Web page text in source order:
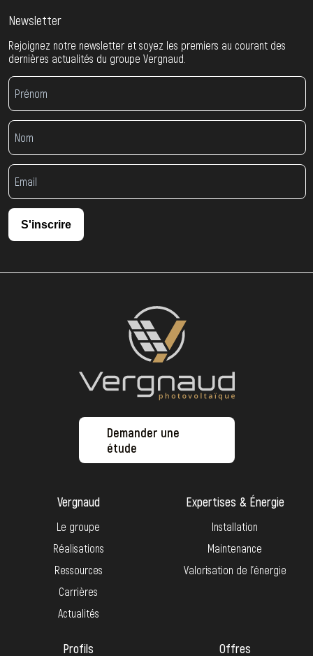
Newsletter
Rejoignez notre newsletter et soyez les premiers au courant des
dernières actualités du groupe Vergnaud.
S'inscrire
Demander une
étude
Vergnaud
Le groupe
Réalisations
Ressources
Carrières
Actualités
Expertises & Énergie
Installation
Maintenance
Valorisation de l’énergie
Profils Offres